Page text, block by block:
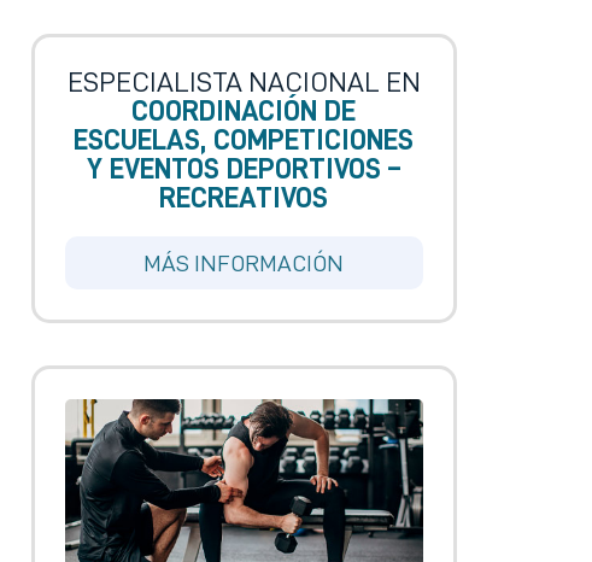
ESPECIALISTA NACIONAL EN
COORDINACIÓN DE
ESCUELAS, COMPETICIONES
Y EVENTOS DEPORTIVOS –
RECREATIVOS
MÁS INFORMACIÓN